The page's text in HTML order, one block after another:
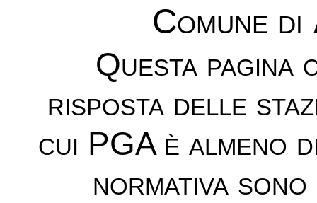
Comune di
Questa
risposta delle
cui PGA è almeno
normativa